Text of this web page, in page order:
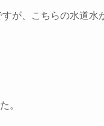
すが、こちらの水道
。